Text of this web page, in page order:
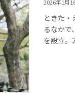
2026年1月
ときた
るなかで
を設立